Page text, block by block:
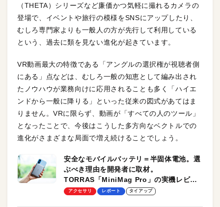
（THETA）シリーズなど廉価かつ気軽に撮れるカメラの
登場で、イベントや旅行の模様をSNSにアップしたり、
むしろ専門家よりも一般人の方が先行して利用している
という、過去に類を見ない進化が起きています。
VR動画最大の特徴である「アングルの選択権が視聴者側
にある」点などは、むしろ一般の知恵として編み出され
たノウハウが業務向けに応用されることも多く「ハイエ
ンドから一般に降りる」といった従来の図式があてはま
りません。VRに限らず、動画が「すべての人のツール」
となったことで、今後はこうした多方向なベクトルでの
進化がさまざまな局面で増え続けることでしょう。
安全なモバイルバッテリ＝半固体電池。選
ぶべき理由を開発者に取材。
TORRAS「MiniMag Pro」の実機レビュ
ーも
アクセサリ レポート タイアップ